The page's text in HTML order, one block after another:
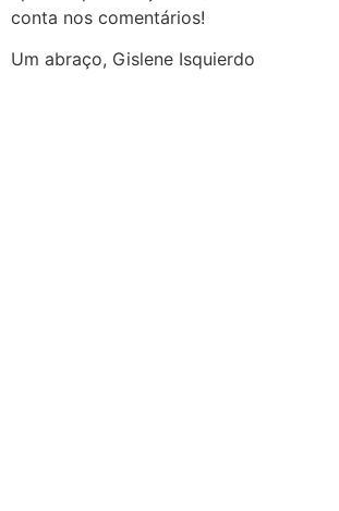
conta nos comentários!
Um abraço, Gislene Isquierdo